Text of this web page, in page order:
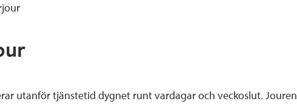
utanför tjänstetid dygnet runt vardagar och veckoslut. Jouren